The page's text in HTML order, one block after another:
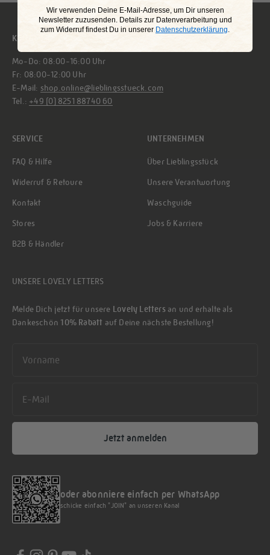
KUNDENSERVICE
Mo-Do: 08:00-16:00 Uhr
Fr: 08:00-12:00 Uhr
E-Mail: shop.online@lieblingsstueck.com
Tel.: +49 (0) 8251 88740 60
SERVICE
FAQ & Hilfe
Widerruf & Retoure
Kontakt
Stores
B2B & Händler
UNTERNEHMEN
Über Lieblingsstück
Unsere Verantwortung
Waschguide
Jobs & Karriere
UNSERE LOVELY LETTERS
Melde Dich jetzt für unsere Lovely Lettersan und erhalte als
Dankeschön10% Rabatt auf Deine nächste Bestellung!
Jetzt anmelden
oder abonniere einfach per WhatsApp
schicke einfach "JOIN" an unseren Kanal
​Wir verwenden Deine E-Mail-Adresse, um Dir unseren
Newsletter zuzusenden. Details zur Datenverarbeitung und
zum Widerruf findest Du in unserer Datenschutzerklärung.